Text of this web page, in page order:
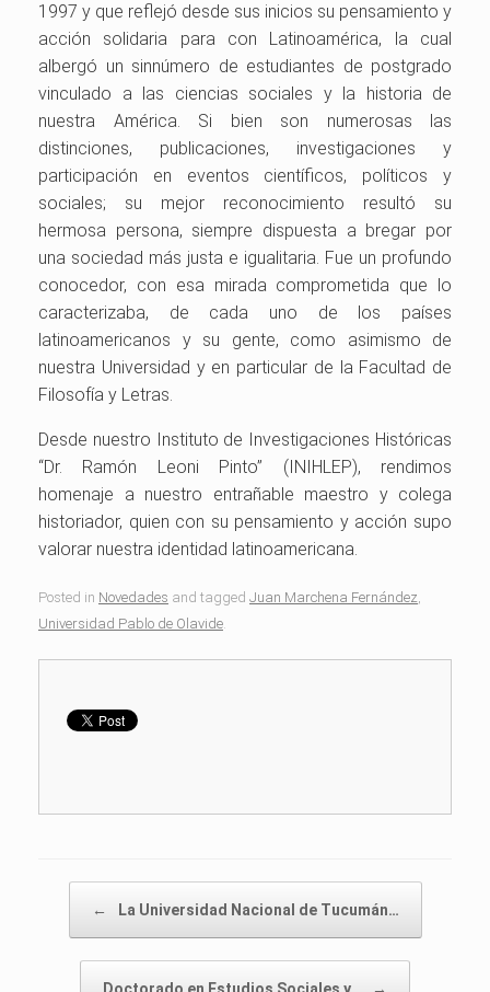
1997 y que reflejó desde sus inicios su pensamiento y
acción solidaria para con Latinoamérica, la cual
albergó un sinnúmero de estudiantes de postgrado
vinculado a las ciencias sociales y la historia de
nuestra América. Si bien son numerosas las
distinciones, publicaciones, investigaciones y
participación en eventos científicos, políticos y
sociales; su mejor reconocimiento resultó su
hermosa persona, siempre dispuesta a bregar por
una sociedad más justa e igualitaria. Fue un profundo
conocedor, con esa mirada comprometida que lo
caracterizaba, de cada uno de los países
latinoamericanos y su gente, como asimismo de
nuestra Universidad y en particular de la Facultad de
Filosofía y Letras.
Desde nuestro Instituto de Investigaciones Históricas
“Dr. Ramón Leoni Pinto” (INIHLEP), rendimos
homenaje a nuestro entrañable maestro y colega
historiador, quien con su pensamiento y acción supo
valorar nuestra identidad latinoamericana.
Posted in Novedades and tagged Juan Marchena Fernández
Universidad Pablo de Olavide
← La Universidad Nacional de Tucumán…
Doctorado en Estudios Sociales y… →